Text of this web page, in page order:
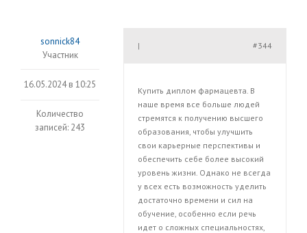
sonnick84
Участник
16.05.2024 в 10:25
Количество
записей: 243
#344
|
Купить диплом фармацевта. В
наше время все больше людей
стремятся к получению высшего
образования, чтобы улучшить
свои карьерные перспективы и
обеспечить себе более высокий
уровень жизни. Однако не всегда
у всех есть возможность уделить
достаточно времени и сил на
обучение, особенно если речь
идет о сложных специальностях,